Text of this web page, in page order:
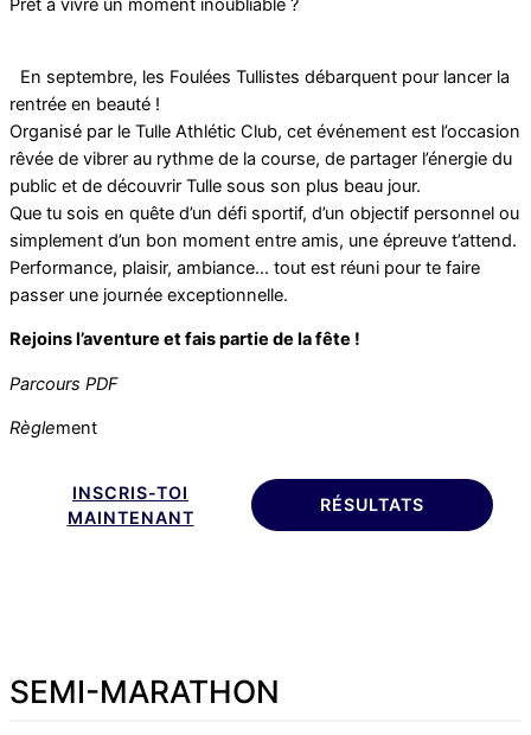
Prêt à vivre un moment inoubliable ?
En septembre, les Foulées Tullistes débarquent pour lancer la
rentrée en beauté !
Organisé par le Tulle Athlétic Club, cet événement est l’occasion
rêvée de vibrer au rythme de la course, de partager l’énergie du
public et de découvrir Tulle sous son plus beau jour.
Que tu sois en quête d’un défi sportif, d’un objectif personnel ou
simplement d’un bon moment entre amis, une épreuve t’attend.
Performance, plaisir, ambiance… tout est réuni pour te faire
passer une journée exceptionnelle.
Rejoins l’aventure et fais partie de la fête !
Parcours PDF
Règlement
INSCRIS-TOI
MAINTENANT
RÉSULTATS
SEMI-MARATHON